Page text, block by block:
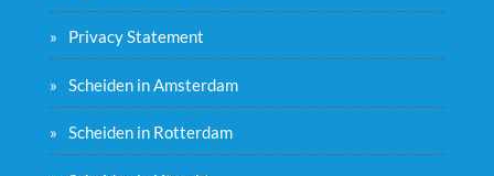
Privacy Statement
Scheiden in Amsterdam
Scheiden in Rotterdam